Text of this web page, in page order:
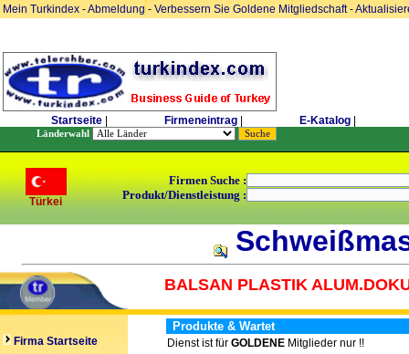
Mein Turkindex -Abmeldung- Verbessern Sie Goldene Mitgliedschaft-
Startseite Firmeneintrag E-Katalog
Länderwahl
Türkei
Firmen Suche :
Produkt/Dienstleistung :
BALSAN PLASTIK
Firma Startseite
Produkte & Wartet
Dienst ist für GOLDENE Mitglieder nur !!